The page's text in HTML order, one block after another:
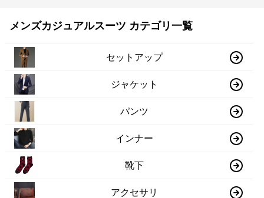
メンズカジュアルスーツ カテゴリ一覧
セットアップ
ジャケット
パンツ
インナー
靴下
アクセサリ